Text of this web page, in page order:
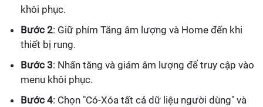
khôi phục.
Bước 2: Giữ phím Tăng âm lượng và Home đến khi
thiết bị rung.
Bước 3: Nhấn tăng và giảm âm lượng để truy cập vào
menu khôi phục.
Bước 4: Chọn "Có-Xóa tất cả dữ liệu người dùng" và